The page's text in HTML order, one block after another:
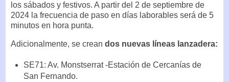
los sábados y festivos. A partir del 2 de septiembre de
2024 la frecuencia de paso en días laborables será de 5
minutos en hora punta.
Adicionalmente, se crean dos nuevas líneas lanzadera:
SE71: Av. Monstserrat -Estación de Cercanías de
San Fernando.